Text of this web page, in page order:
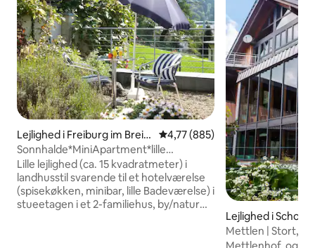
Lejlighed i Freiburg im Breis
gau
4,77 ud af 5 i gennemsnitlig
4,77 (885)
Sonnhalde*MiniApartment*lille
have*Rolig beliggenhed
Lille lejlighed (ca. 15 kvadratmeter) i
landhusstil svarende til et hotelværelse
(spisekøkken, minibar, lille Badeværelse) i
stueetagen i et 2-familiehus, by/natur
Lejlighed i
Mettlen | Stort,
over Alperne